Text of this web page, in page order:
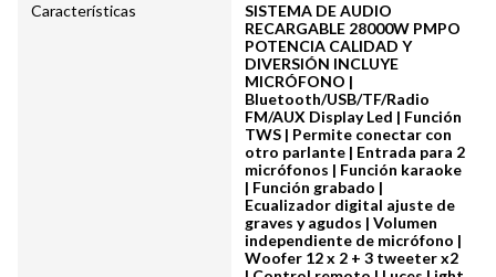
Características
SISTEMA DE AUDIO
RECARGABLE 28000W PMPO
POTENCIA CALIDAD Y
DIVERSIÓN INCLUYE
MICRÓFONO |
Bluetooth/USB/TF/Radio
FM/AUX Display Led | Función
TWS | Permite conectar con
otro parlante | Entrada para 2
micrófonos | Función karaoke
| Función grabado |
Ecualizador digital ajuste de
graves y agudos | Volumen
independiente de micrófono |
Woofer 12 x 2 + 3 tweeter x2